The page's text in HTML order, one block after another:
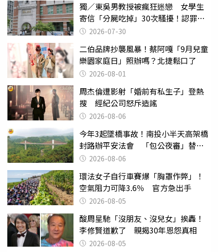
獨／東吳男教授被瘋狂迷戀 女學生
寄信「分屍吃掉」30次騷擾！認罪免
關 2026-07-30
二伯品牌抄襲風暴！蔡阿嘎「9月兒童
樂園家庭日」照辦嗎？北捷鬆口了
2026-08-01
周杰倫遭影射「婚前有私生子」登熱
搜 經紀公司怒斥造謠
2026-08-06
今年3起墜橋事故！南投小半天高架橋
封路辦平安法會 「包公夜審」替亡
魂伸冤
2026-08-06
環法女子自行車賽爆「胸罩作弊」！
空氣阻力可降3.6％ 官方急出手
2026-08-05
酸周星馳「沒朋友、沒兒女」挨轟！
李修賢道歉了 親揭30年恩怨真相
2026-08-05